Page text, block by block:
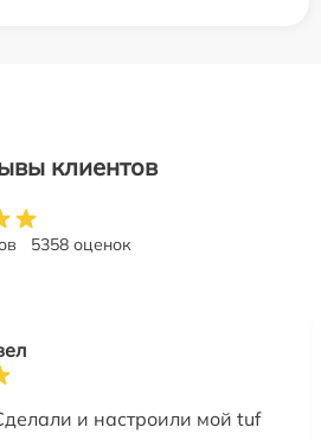
клиентов
5358 оценок
и настроили мой tuf